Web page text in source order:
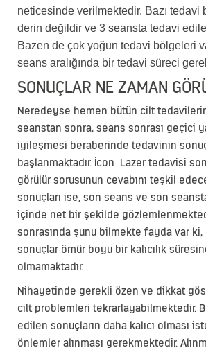
neticesinde verilmektedir. Bazı tedavi
derin değildir ve 3 seansta tedavi
Bazen de çok yoğun tedavi bölgeleri
seans aralığında bir tedavi süreci
SONUÇLAR NE ZAMAN
Neredeyse hemen bütün cilt
seanstan sonra, seans sonrası geçici
iyileşmesi beraberinde tedavinin
başlanmaktadır. İcon Lazer tedavisi
görülür sorusunun cevabını teşkil
sonuçları ise, son seans ve son
içinde net bir şekilde
sonrasında şunu bilmekte fayda var
sonuçlar ömür boyu bir kalıcılık
olmamaktadır.
Nihayetinde gerekli özen ve dikkat
cilt problemleri tekrarlayabilmektedir.
edilen sonuçların daha kalıcı olması
önlemler alınması gerekmektedir.